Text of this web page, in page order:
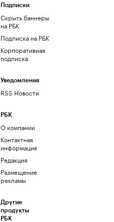
Подписки
Скрыть баннеры
на РБК
Подписка на РБК
Корпоративная
подписка
Уведомления
RSS Новости
РБК
О компании
Контактная
информация
Редакция
Размещение
рекламы
Другие
продукты
РБК